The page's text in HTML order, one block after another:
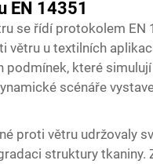
EN 14351
se řídí protokolem EN
u textilních
které
scénáře
proti větru udržovaly
struktury tkaniny.